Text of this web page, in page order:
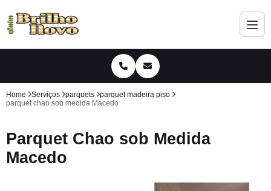
Home Serviços parquets
parquet madeira piso
parquet chao sob medida Macedo
Parquet Chao sob Medida
Macedo